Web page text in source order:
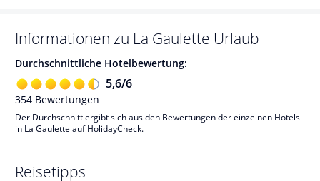
Informationen zu La Gaulette Urlaub
Durchschnittliche Hotelbewertung:
5,6/6
354 Bewertungen
Der Durchschnitt ergibt sich aus den Bewertungen der einzelnen Hotels
in La Gaulette auf HolidayCheck.
Reisetipps